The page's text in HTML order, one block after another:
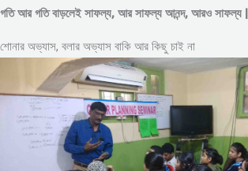
গতি আর গতি বাড়লেই সাফল্য, আর সাফল্য আনন্দ, আরও সাফল্য |
শোনার অভ্যাস, বলার অভ্যাস বাকি আর কিছু চাই না